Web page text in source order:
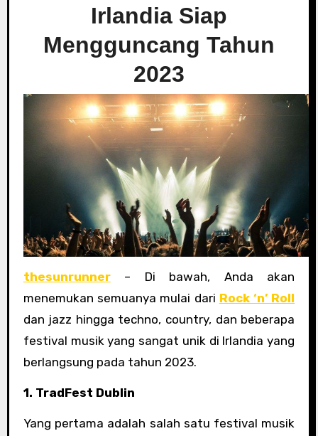
Irlandia Siap
Mengguncang Tahun
2023
thesunrunner– Di bawah, Anda akan
menemukan semuanya mulai dari Rock ‘n’ Roll
dan jazz hingga techno, country, dan beberapa
festival musik yang sangat unik di Irlandia yang
berlangsung pada tahun 2023.
1. TradFest Dublin
Yang pertama adalah salah satu festival musik